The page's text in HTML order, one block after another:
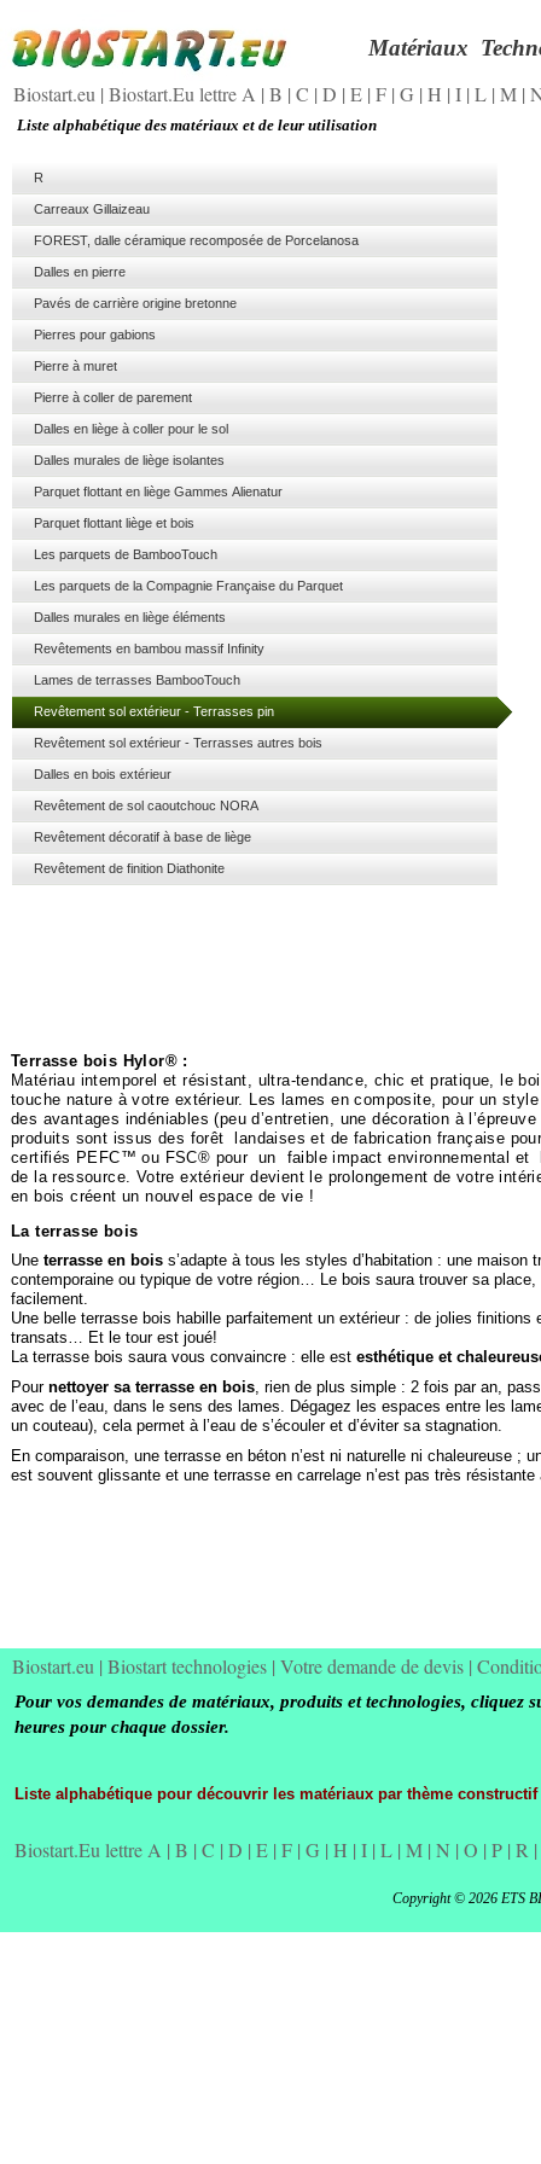
R
Carreaux Gillaizeau
FOREST, dalle céramique recomposée de Porcelanosa
Dalles en pierre
Pavés de carrière origine bretonne
Pierres pour gabions
Pierre à muret
Pierre à coller de parement
Dalles en liège à coller pour le sol
Dalles murales de liège isolantes
Parquet flottant en liège Gammes Alienatur
Parquet flottant liège et bois
Les parquets de BambooTouch
Les parquets de la Compagnie Française du Parquet
Dalles murales en liège éléments
Revêtements en bambou massif Infinity
Lames de terrasses BambooTouch
Revêtement sol extérieur - Terrasses pin
Revêtement sol extérieur - Terrasses autres bois
Dalles en bois extérieur
Revêtement de sol caoutchouc NORA
Revêtement décoratif à base de liège
Revêtement de finition Diathonite
Liste alphabétique des matériaux et de leur utilisation
Biostart.eu | Biostart.Eu lettre A | B | C | D | E | F | G | H | I | L | M |
Terrasse bois Hylor® :
Matériau intemporel et résistant, ultra-tendance, chic et pratique, le
touche nature à votre extérieur. Les lames en composite, pour un
des avantages indéniables (peu d’entretien, une décoration à
produits sont issus des forêt landaises et de fabrication française
certifiés PEFC™ ou FSC® pour un faible impact environnemental et
de la ressource. Votre extérieur devient le prolongement de votre
en bois créent un nouvel espace de vie !
La terrasse bois
Une terrasse en bois s’adapte à tous les styles d’habitation : une maison
contemporaine ou typique de votre région… Le bois saura trouver sa place,
facilement.
Une belle terrasse bois habille parfaitement un extérieur : de jolies finitions
transats… Et le tour est joué!
La terrasse bois saura vous convaincre : elle est esthétique et
Pour nettoyer sa terrasse en bois, rien de plus simple : 2 fois par an,
avec de l’eau, dans le sens des lames. Dégagez les espaces entre les
un couteau), cela permet à l’eau de s’écouler et d’éviter sa stagnation.
En comparaison, une terrasse en béton n’est ni naturelle ni chaleureuse ;
est souvent glissante et une terrasse en carrelage n’est pas très
Pour vos demandes de matériaux, produits et technologies, cliquez
heures pour chaque dossier.
Biostart.eu | Biostart technologies | Votre demande de devis |
Liste alphabétique pour découvrir les matériaux par thème constructif
Matériaux
Biostart.Eu lettre A | B | C | D | E | F | G | H | I | L | M | N | O | P | R |
Copyright © 2026 ETS